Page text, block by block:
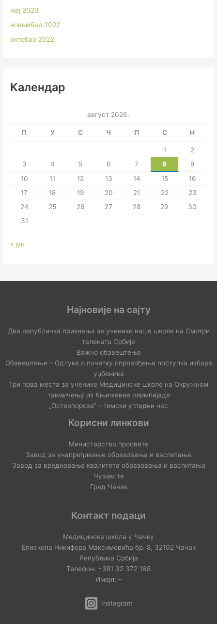
мај 2023
новембар 2022
октобар 2022
Календар
август 2026.
П У С Ч П С Н
1
2
3
4 5 6 7 8
9
10
11 12 13 14 15
16
17
18 19 20 21 22
23
24
25 26 27 28 29
30
31
« јун
Најновије на сајту
Два републичка признања за ученике наше школе на Смотри
талената Србије
Важно обавештење
Обавештење – Одлука о почетку спровођења поступка избора
уџбеника
Три прва места за ученике Медицинске школе на Окружном
такмичењу из Књижевне олимпијаде
„Остеопороза“ – тимски угледни час
Корисни линкови
Министарство просвете
Завод за унапређивање образовања и васпитања
Завод за вредновање квалитета образовања и васпитања
Чувам те
Град Чачак
Контакт подаци
Медицинска школа у Чачку
Епископа Никифора Максимовића бр. 8, 32102 Чачак
Република Србија
Телефон: +381 32 372 168
Имејл: –
Instagram